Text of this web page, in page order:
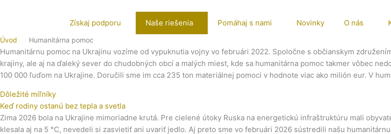
Získaj podporu Naše riešenia Pomáhaj s nami Novinky O nás
Úvod Humanitárna pomoc
Humanitárnu pomoc na Ukrajinu vozíme od vypuknutia vojny vo februári 2022. Spoločne s občianskym
krajiny, ale aj na ďaleký sever do chudobných obcí a malých miest, kde sa humanitárna pomoc takmer vôbec
100 000 ľuďom na Ukrajine. Doručili sme im cca 235 ton materiálnej pomoci v hodnote viac ako milión eur. V
Dôležité míľníky
Keď rodiny ostanú bez tepla a svetla
Zima 2026 bola na Ukrajine mimoriadne krutá. Pre cielené útoky Ruska na energetickú infraštruktúru mali
klesala aj na 5 °C, nevedeli si zasvietiť ani uvariť jedlo. Aj preto sme vo februári 2026 sústredili našu